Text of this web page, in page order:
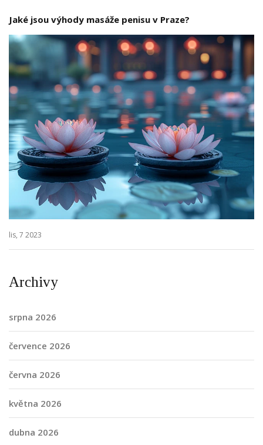
Jaké jsou výhody masáže penisu v Praze?
lis, 7 2023
Archivy
srpna 2026
července 2026
června 2026
května 2026
dubna 2026